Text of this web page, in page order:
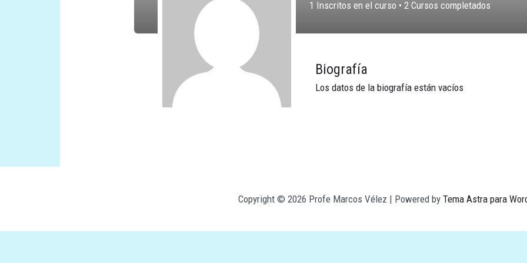
1 Inscritos en el curso • 2 Cursos completados
Biografía
Los datos de la biografía están vacíos
Copyright © 2026 Profe Marcos Vélez | Powered by Tema Astra para